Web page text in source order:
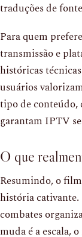
traduções de
Para quem
transmissão e
históricas
usuários
tipo de conteúdo,
garantam IPTV
O que
Resumindo, o
história cativante.
combates
muda é a escala,